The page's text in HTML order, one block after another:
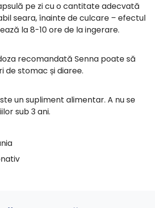
pe zi cu o cantitate adecvată
seara, înainte de culcare – efectul
la 8-10 ore de la ingerare.
recomandată Senna poate să
de stomac și diaree.
un supliment alimentar. A nu se
sub 3 ani.